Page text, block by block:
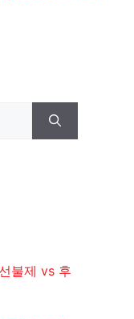
불제 vs 후